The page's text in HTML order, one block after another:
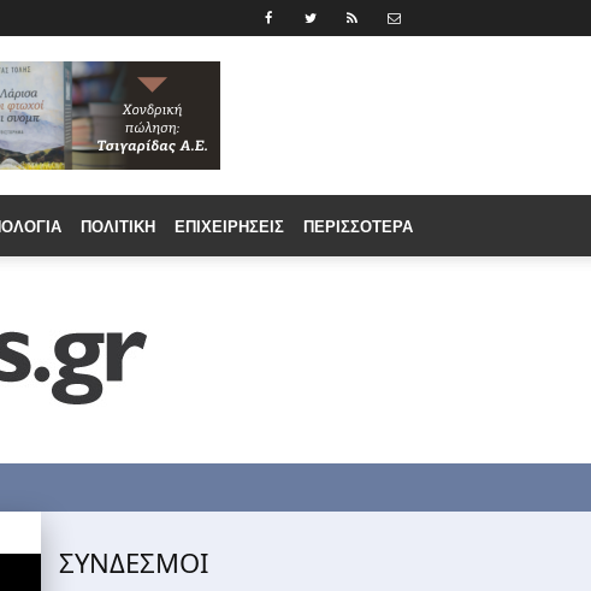
ΠΟΛΙΤΙΚΉ ΕΠΙΧΕΙΡΉΣΕΙΣ ΠΕΡΙΣΣΟΤΕΡΑ
ΣΥΝΔΕΣΜΟΙ